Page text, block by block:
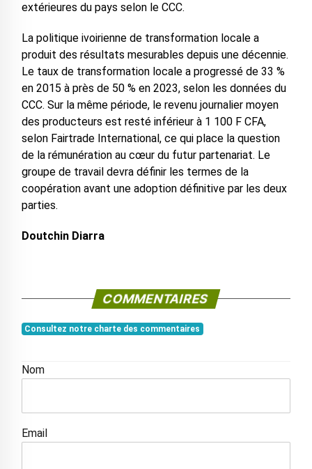
extérieures du pays selon le CCC.
La politique ivoirienne de transformation locale a
produit des résultats mesurables depuis une décennie.
Le taux de transformation locale a progressé de 33 %
en 2015 à près de 50 % en 2023, selon les données du
CCC. Sur la même période, le revenu journalier moyen
des producteurs est resté inférieur à 1 100 F CFA,
selon Fairtrade International, ce qui place la question
de la rémunération au cœur du futur partenariat. Le
groupe de travail devra définir les termes de la
coopération avant une adoption définitive par les deux
parties.
Doutchin Diarra
COMMENTAIRES
Consultez notre charte des commentaires
Nom
Email